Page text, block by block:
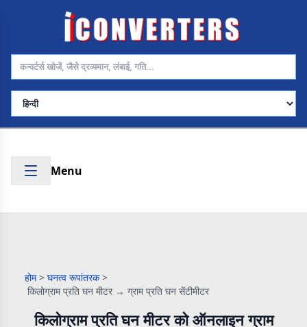
भाषा चुनें
Menu
होम > घनत्व रूपांतरक >
किलोग्राम प्रति घन मीटर → ग्राम प्रति घन सेंटीमीटर
किलोग्राम प्रति घन मीटर को ऑनलाइन ग्राम